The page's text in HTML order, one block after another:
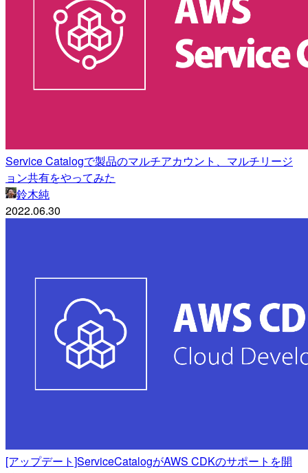
Service Catalogで製品のマルチアカウント、マルチリージ
ョン共有をやってみた
鈴木純
2022.06.30
[アップデート]ServiceCatalogがAWS CDKのサポートを開